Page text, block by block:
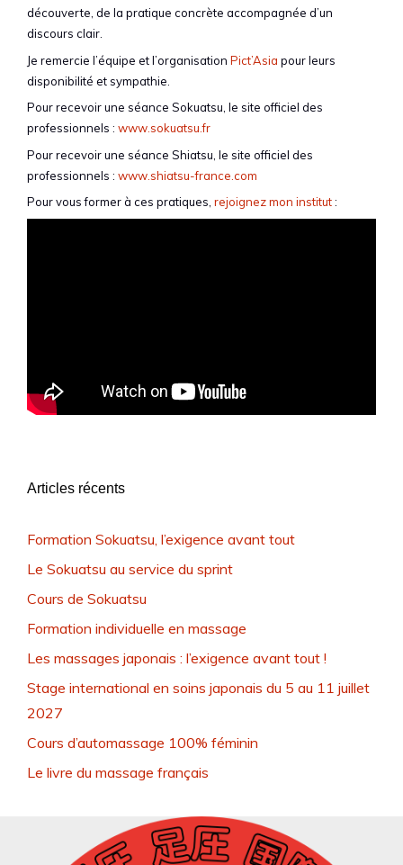
découverte, de la pratique concrète accompagnée d’un
discours clair.
Je remercie l’équipe et l’organisation Pict’Asia pour leurs
disponibilité et sympathie.
Pour recevoir une séance Sokuatsu, le site officiel des
professionnels : www.sokuatsu.fr
Pour recevoir une séance Shiatsu, le site officiel des
professionnels : www.shiatsu-france.com
Pour vous former à ces pratiques, rejoignez mon institut:
Articles récents
Formation Sokuatsu, l’exigence avant tout
Le Sokuatsu au service du sprint
Cours de Sokuatsu
Formation individuelle en massage
Les massages japonais : l’exigence avant tout !
Stage international en soins japonais du 5 au 11 juillet
2027
Cours d’automassage 100% féminin
Le livre du massage français